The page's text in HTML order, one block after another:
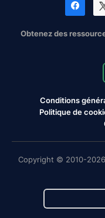
Obtenez des
Conditions
Politique de
Copyright © 2010-